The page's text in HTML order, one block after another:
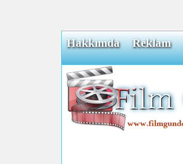
Hakkımda Reklam